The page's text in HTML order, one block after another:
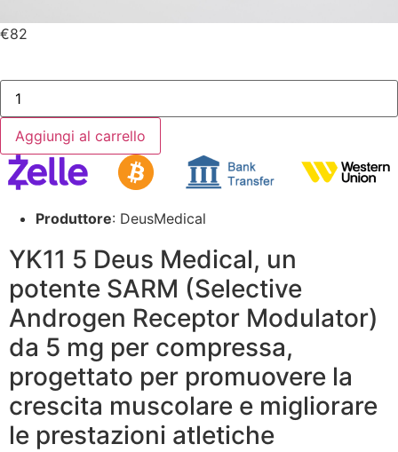
€82
Aggiungi al carrello
Produttore: DeusMedical
YK11 5 Deus Medical, un
potente SARM (Selective
Androgen Receptor Modulator)
da 5 mg per compressa,
progettato per promuovere la
crescita muscolare e migliorare
le prestazioni atletiche